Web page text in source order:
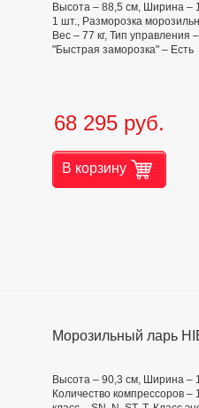
Высота – 88,5 см, Ширина –
1 шт., Разморозка
Вес – 77 кг, Тип
"Быстрая заморозка" – Есть
68 295 руб.
В корзину
Морозильный ларь
Высота – 90,3 см, Ширина –
Количество компрессоров